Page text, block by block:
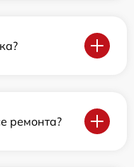
ремонта?